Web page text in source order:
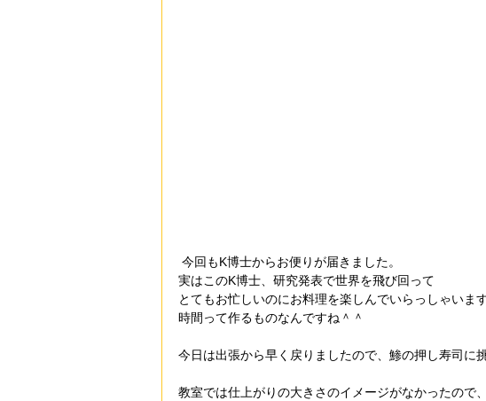
今回もK博士からお便りが届きました。
実はこのK博士、研究発表で世界を飛び回って
とてもお忙しいのにお料理を楽しんでいらっしゃいます
時間って作るものなんですね＾＾
今日は出張から早く戻りましたので、鯵の押し寿司に挑
教室では仕上がりの大きさのイメージがなかったので、